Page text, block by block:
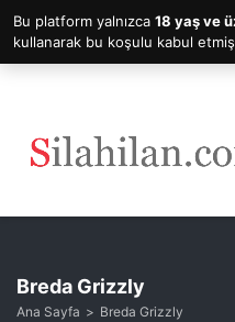
Breda Grizzly
Ana Sayfa Breda Grizzly
Bu platform yalnızca 18 yaş ve
kullanarak bu koşulu kabul etmiş